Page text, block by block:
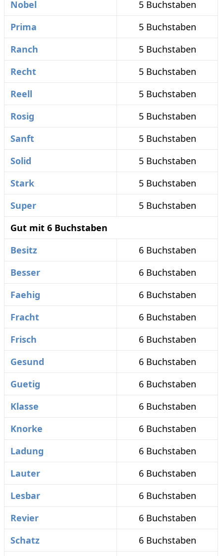
Nobel
5 Buchstaben
Prima
5 Buchstaben
Ranch
5 Buchstaben
Recht
5 Buchstaben
Reell
5 Buchstaben
Rosig
5 Buchstaben
Sanft
5 Buchstaben
Solid
5 Buchstaben
Stark
5 Buchstaben
Super
5 Buchstaben
Gut mit 6 Buchstaben
Besitz
6 Buchstaben
Besser
6 Buchstaben
Faehig
6 Buchstaben
Fracht
6 Buchstaben
Frisch
6 Buchstaben
Gesund
6 Buchstaben
Guetig
6 Buchstaben
Klasse
6 Buchstaben
Knorke
6 Buchstaben
Ladung
6 Buchstaben
Lauter
6 Buchstaben
Lesbar
6 Buchstaben
Revier
6 Buchstaben
Schatz
6 Buchstaben